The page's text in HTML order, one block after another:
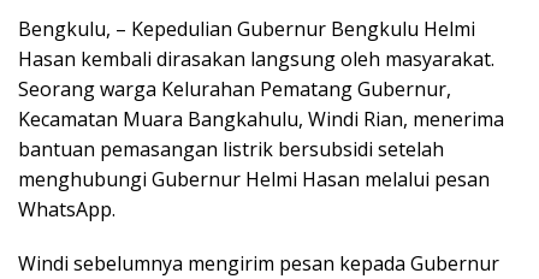
Bengkulu, – Kepedulian Gubernur Bengkulu Helmi
Hasan kembali dirasakan langsung oleh masyarakat.
Seorang warga Kelurahan Pematang Gubernur,
Kecamatan Muara Bangkahulu, Windi Rian, menerima
bantuan pemasangan listrik bersubsidi setelah
menghubungi Gubernur Helmi Hasan melalui pesan
WhatsApp.
Windi sebelumnya mengirim pesan kepada Gubernur